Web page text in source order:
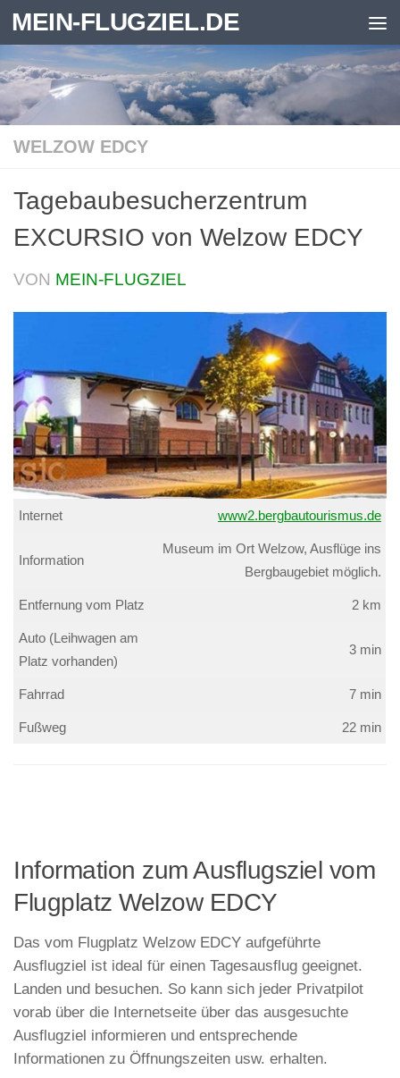
Zum Inhalt springen
MEIN-FLUGZIEL.DE
WELZOW EDCY
Tagebaubesucherzentrum
EXCURSIO von Welzow EDCY
VON MEIN-FLUGZIEL
Internet www2.bergbautourismus.de
Information
Museum im Ort Welzow, Ausflüge ins
Bergbaugebiet möglich.
Entfernung vom Platz 2 km
Auto (Leihwagen am
Platz vorhanden)
3 min
Fahrrad 7 min
Fußweg 22 min
Information zum Ausflugsziel vom
Flugplatz Welzow EDCY
Das vom Flugplatz Welzow EDCY aufgeführte
Ausflugziel ist ideal für einen Tagesausflug geeignet.
Landen und besuchen. So kann sich jeder Privatpilot
vorab über die Internetseite über das ausgesuchte
Ausflugziel informieren und entsprechende
Informationen zu Öffnungszeiten usw. erhalten.